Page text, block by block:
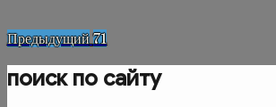
Навигация
по
Предыдущая
Предыдущий 71
поиск по сайту